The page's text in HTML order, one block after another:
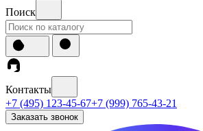
Поиск
Контакты
+7 (495) 123-45-67+7 (999) 765-43-21
Заказать звонок